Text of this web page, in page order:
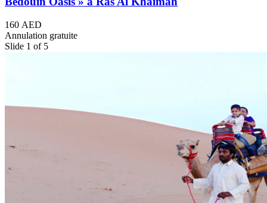
160 AED
Annulation gratuite
Slide 1 of 5